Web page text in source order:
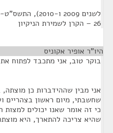
26 – הקרן לשמירת הניקיון
היו"ר אופיר אקוניס
בוקר טוב, אני מתכבד לפתוח
אני מבין שההידברות כן
שחשבתי, מיום ראשון בצהריים
כי זה אומר שאנו יכולים
שהיא צריכה להתארך, היא